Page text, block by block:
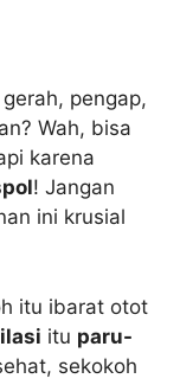
pengap,
Wah, bisa
karena
! Jangan
ini krusial
itu ibarat otot
itu paru-
sekokoh